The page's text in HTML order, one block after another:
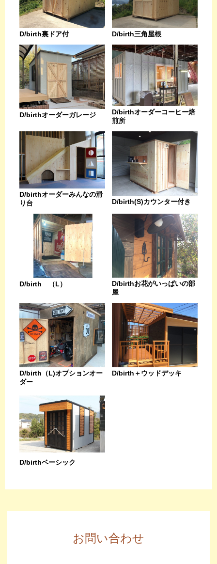
D/birth裏ドア付 D/birth三角屋根
D/birthオーダーガレージ
D/birthオーダーコーヒー焙
煎所
D/birthオーダーみんなの滑
り台
D/birth(S)カウンター付き
D/birth （L）
D/birthお花がいっぱいの部
屋
D/birth（L)オプションオー
ダー
D/birth＋ウッドデッキ
D/birthベーシック
お問い合わせ